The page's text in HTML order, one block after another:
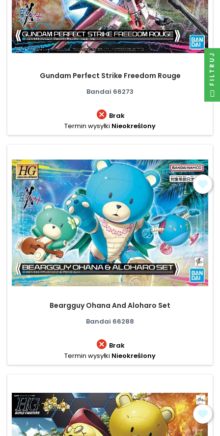
Gundam Perfect Strike Freedom Rouge
Bandai 66273
 Brak
Termin wysyłki Nieokreślony
Beargguy Ohana And Aloharo Set
Bandai 66288
 Brak
Termin wysyłki Nieokreślony
FILTRUJ